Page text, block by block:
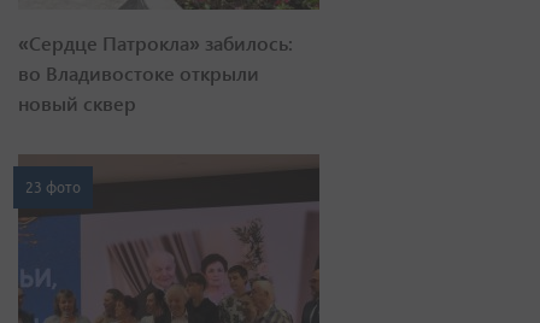
«Сердце Патрокла» забилось:
во Владивостоке открыли
новый сквер
23 фото